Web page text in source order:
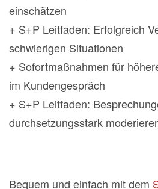
einschätzen
+ S+P Leitfaden: Erfolgreich
schwierigen Situationen
+ Sofortmaßnahmen für
im Kundengespräch
+ S+P Leitfaden:
durchsetzungsstark
Bequem und einfach mit dem